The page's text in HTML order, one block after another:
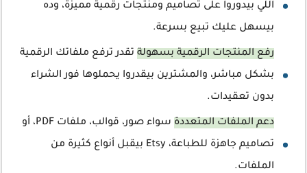
اللي بيدوروا على تصاميم ومنتجات رقمية مميزة، وده
بيسهل عليك تبيع بسرعة.
رفع المنتجات الرقمية بسهولة تقدر ترفع ملفاتك الرقمية
بشكل مباشر، والمشترين بيقدروا يحملوها فور الشراء
بدون تعقيدات.
دعم الملفات المتعددة
سواء صور، قوالب، ملفات PDF، أو
تصاميم جاهزة للطباعة، Etsy بيقبل أنواع كثيرة من
الملفات.